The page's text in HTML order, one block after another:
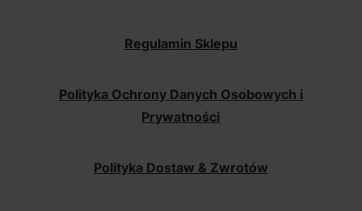
Regulamin Sklepu
Polityka Ochrony Danych Osobowych i
Prywatności
Polityka Dostaw & Zwrotów